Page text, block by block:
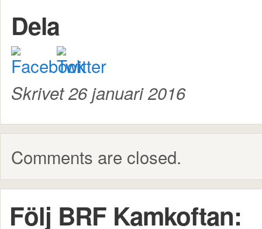
Dela
Skrivet 26 januari 2016
Comments are closed.
Följ BRF Kamkoftan: